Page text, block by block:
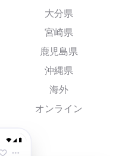
大分県
宮崎県
鹿児島県
沖縄県
海外
オンライン